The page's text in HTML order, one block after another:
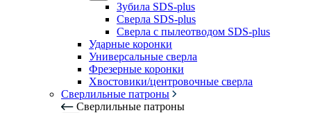
Зубила SDS-plus
Сверла SDS-plus
Сверла с пылеотводом SDS-plus
Ударные коронки
Универсальные сверла
Фрезерные коронки
Хвостовики/центровочные сверла
Сверлильные патроны
Сверлильные патроны